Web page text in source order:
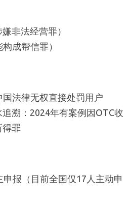
非法经营罪）
成帮信罪）
法律无权直接处罚用户
溯：2024年有案例因OTC收
得罪
报（目前全国仅17人主动申